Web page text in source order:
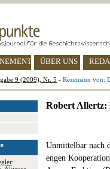
ÜBER UNS
9 (2009), Nr. 5 - Rezension von:
:
Robert Allertz:
Unmittelbar nach
engen